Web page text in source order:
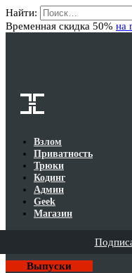
Найти:
Временная скидка 50% на
Взлом
Приватность
Трюки
Кодинг
Админ
Geek
Магазин
Выпуски